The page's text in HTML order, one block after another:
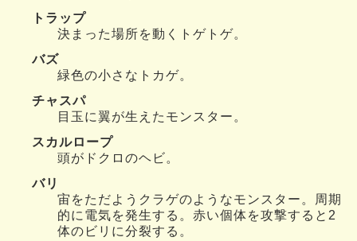
トラップ
決まった場所を動くトゲトゲ。
バズ
緑色の小さなトカゲ。
チャスパ
目玉に翼が生えたモンスター。
スカルロープ
頭がドクロのヘビ。
バリ
宙をただようクラゲのようなモンスター。周期
的に電気を発生する。赤い個体を攻撃すると2
体のビリに分裂する。